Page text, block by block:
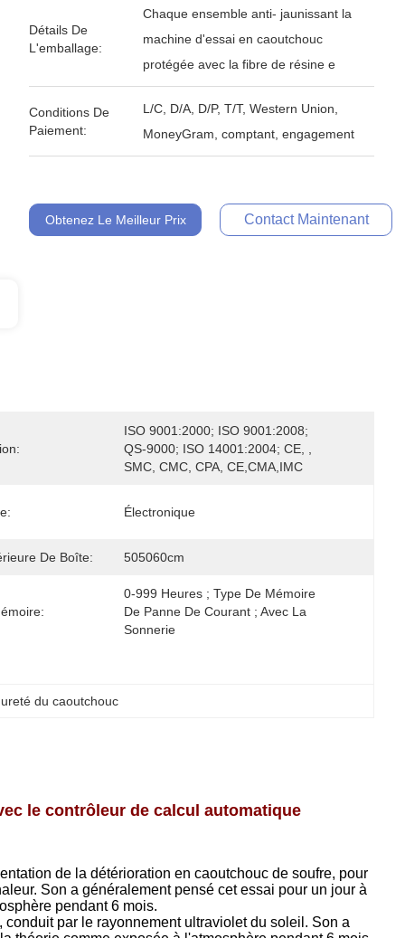
Détails De
L'emballage:
Chaque ensemble anti- jaunissant la
machine d'essai en caoutchouc
protégée avec la fibre de résine e
Conditions De
Paiement:
L/C, D/A, D/P, T/T, Western Union,
MoneyGram, comptant, engagement
Obtenez Le Meilleur Prix Contact Maintenant
ISO 9001:2000; ISO 9001:2008;
QS-9000; ISO 14001:2004; CE, ,
SMC, CMC, CPA, CE,CMA,IMC
Électronique
De Boîte: 505060cm
0-999 Heures ; Type De Mémoire
De Panne De Courant ; Avec La
Sonnerie
du caoutchouc
le contrôleur de calcul automatique
de la détérioration en caoutchouc de soufre, pour
Son a généralement pensé cet essai pour un jour à
pendant 6 mois.
par le rayonnement ultraviolet du soleil. Son a